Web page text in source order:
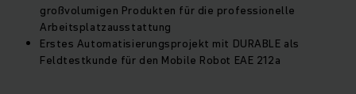
großvolumigen Produkten für die professionelle
Arbeitsplatzausstattung
Erstes Automatisierungsprojekt mit DURABLE als
Feldtestkunde für den Mobile Robot EAE 212a